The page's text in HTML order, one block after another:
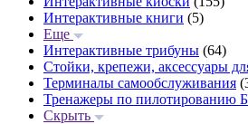
Интерактивные книги (5)
Еще
Интерактивные трибуны (64)
Стойки, крепежи, аксессуары
Терминалы самообслуживания
Тренажеры по пилотированию
Скрыть